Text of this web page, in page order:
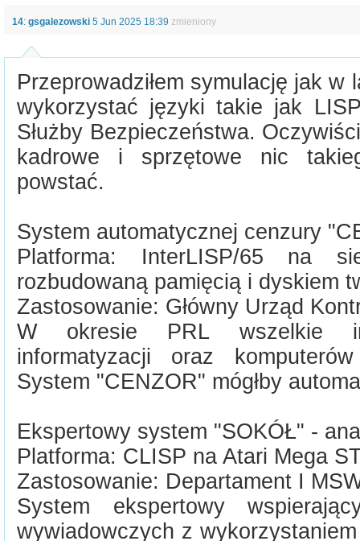
14: gsgalezowski 5 Jun 2025 18:39 zmieniony
Przeprowadziłem symulację jak w
wykorzystać języki takie jak
Służby Bezpieczeństwa.
kadrowe i sprzętowe nic
powstać.
System automatycznej cenzury
Platforma: InterLISP/65 na
rozbudowaną pamięcią i dyskiem
Zastosowanie: Główny Urząd
W okresie PRL wszelkie
informatyzacji oraz
System "CENZOR" mógłby
Ekspertowy system "SOKÓŁ" -
Platforma: CLISP na Atari Mega
Zastosowanie: Departament I
System ekspertowy
wywiadowczych z